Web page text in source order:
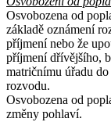
Osvobozena od
základě oznámení
příjmení nebo že
příjmení dřívějšího,
matričnímu úřadu
rozvodu.
Osvobozena od
změny pohlaví.